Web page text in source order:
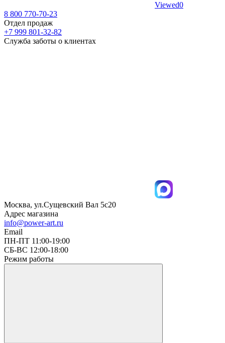
Viewed0
8 800 770-70-23
Отдел продаж
+7 999 801-32-82
Служба заботы о клиентах
Москва, ул.Сущевский Вал 5с20
Адрес магазина
info@power-art.ru
Email
ПН-ПТ 11:00-19:00
СБ-ВС 12:00-18:00
Режим работы